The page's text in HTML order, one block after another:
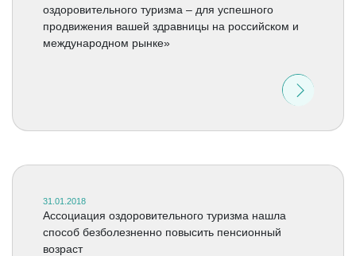
оздоровительного туризма – для успешного
продвижения вашей здравницы на российском и
международном рынке»
31.01.2018
Ассоциация оздоровительного туризма нашла
способ безболезненно повысить пенсионный
возраст